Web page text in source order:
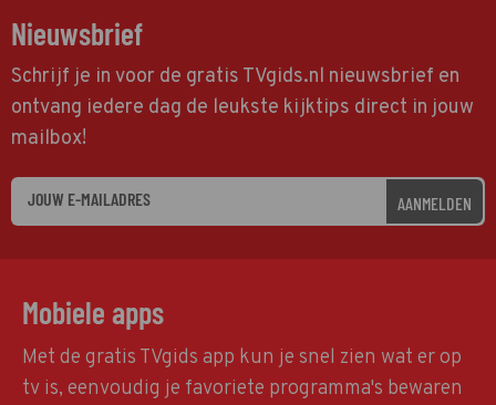
Nieuwsbrief
Schrijf je in voor de gratis TVgids.nl nieuwsbrief en
ontvang iedere dag de leukste kijktips direct in jouw
mailbox!
AANMELDEN
Mobiele apps
Met de gratis TVgids app kun je snel zien wat er op
tv is, eenvoudig je favoriete programma's bewaren